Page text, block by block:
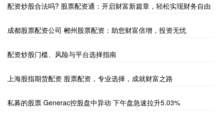
配资炒股合法吗? 股票配资通：开启财富新篇章，轻松实现财务自由
成都股票配资公司 郴州股票配资：助您财富倍增，投资无忧
配资炒股门槛、风险与平台选择指南
上海股指期货配资 股票配资，专业选择，成就财富之路
私募的股票 Generac控股盘中异动 下午盘急速拉升5.03%